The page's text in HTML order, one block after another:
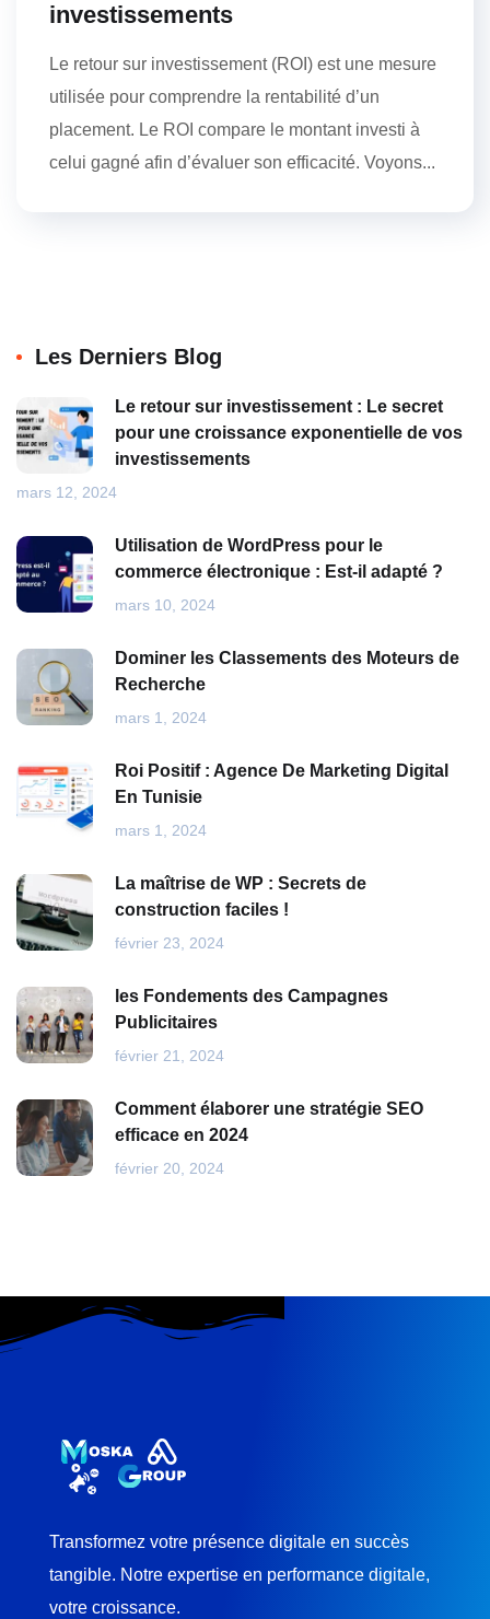
investissements
Le retour sur investissement (ROI) est une mesure
utilisée pour comprendre la rentabilité d’un
placement. Le ROI compare le montant investi à
celui gagné afin d’évaluer son efficacité. Voyons...
Les Derniers Blog
Le retour sur investissement : Le secret
pour une croissance exponentielle de vos
investissements
mars 12, 2024
Utilisation de WordPress pour le
commerce électronique : Est-il adapté ?
mars 10, 2024
Dominer les Classements des Moteurs de
Recherche
mars 1, 2024
Roi Positif : Agence De Marketing Digital
En Tunisie
mars 1, 2024
La maîtrise de WP : Secrets de
construction faciles !
février 23, 2024
les Fondements des Campagnes
Publicitaires
février 21, 2024
Comment élaborer une stratégie SEO
efficace en 2024
février 20, 2024
Transformez votre présence digitale en succès
tangible. Notre expertise en performance digitale,
votre croissance.